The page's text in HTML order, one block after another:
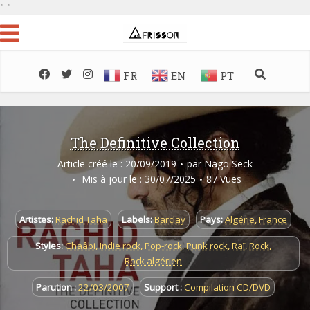
" "
FR EN PT
The Definitive Collection
Article créé le : 20/09/2019 par Nago Seck
Mis à jour le : 30/07/2025
87 Vues
Artistes: Rachid Taha Labels: Barclay Pays:Algérie,France
Styles:Chaâbi,Indie rock, Pop-rock,Punk rock,Raï,Rock,
Rock algérien
Parution :22/03/2007 Support :Compilation CD/DVD